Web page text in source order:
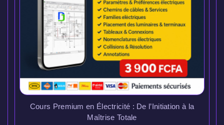
Cours Premium en Électricité : De l’Initiation à la
Maîtrise Totale